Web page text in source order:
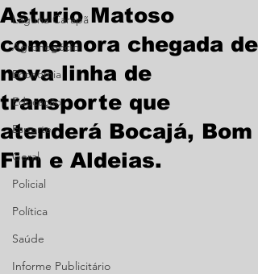
Laguna Carapã
Agronegócio
Economia
Educação
Esporte
Geral
Policial
Política
Saúde
Informe Publicitário
Asturio Matoso
comemora chegada de
nova linha de
transporte que
atenderá Bocajá, Bom
Fim e Aldeias.